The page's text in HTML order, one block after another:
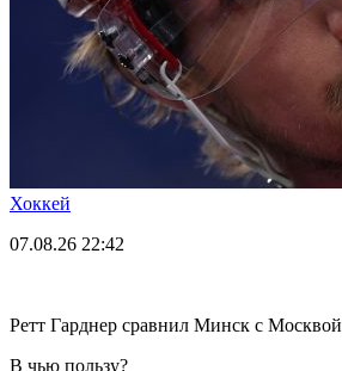
Хоккей
07.08.26 22:42
Ретт Гарднер сравнил Минск с Москвой
В чью пользу?